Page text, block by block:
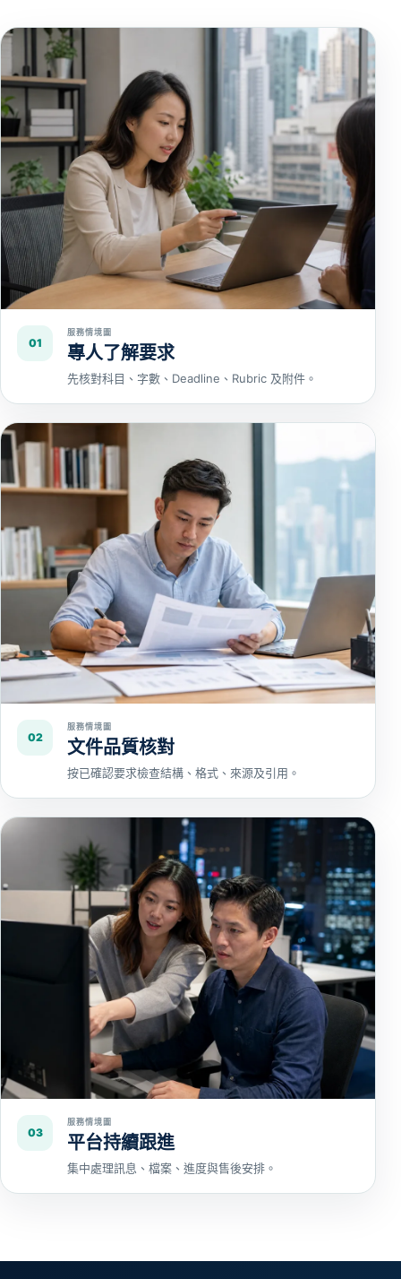
01
服務情境圖
專人了解要求
先核對科目、字數、Deadline、Rubric 及附件。
02
服務情境圖
文件品質核對
按已確認要求檢查結構、格式、來源及引用。
03
服務情境圖
平台持續跟進
集中處理訊息、檔案、進度與售後安排。